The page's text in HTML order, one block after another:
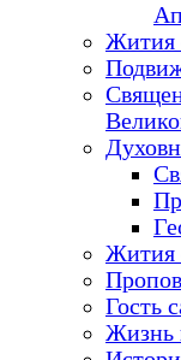
Жития
Жития
Гость
Жизнь